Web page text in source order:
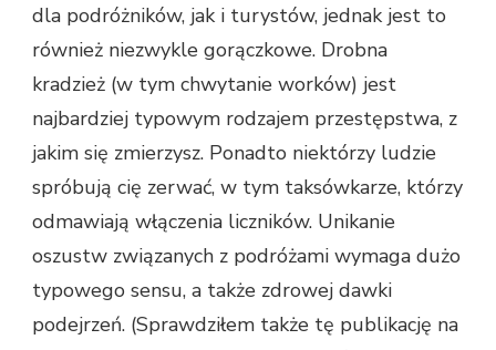
dla podróżników, jak i turystów, jednak jest to
również niezwykle gorączkowe. Drobna
kradzież (w tym chwytanie worków) jest
najbardziej typowym rodzajem przestępstwa, z
jakim się zmierzysz. Ponadto niektórzy ludzie
spróbują cię zerwać, w tym taksówkarze, którzy
odmawiają włączenia liczników. Unikanie
oszustw związanych z podróżami wymaga dużo
typowego sensu, a także zdrowej dawki
podejrzeń. (Sprawdziłem także tę publikację na